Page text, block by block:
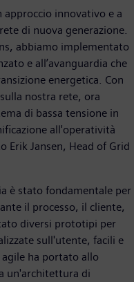
innovativo e a
di nuova generazione.
abbiamo implementato
e all’avanguardia che
energetica. Con
nostra rete, ora
di bassa tensione in
all'operatività
Erik Jansen, Head of Grid
è stato fondamentale per
il processo, il cliente,
diversi prototipi per
sull'utente, facili e
ha portato allo
un'architettura di